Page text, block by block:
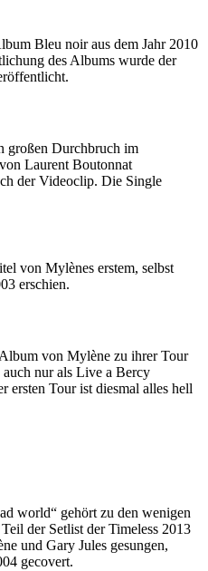
Bleu noir aus dem Jahr 2010
des Albums wurde der
großen Durchbruch im
Laurent Boutonnat
der Videoclip. Die Single
von Mylènes erstem, selbst
erschien.
von Mylène zu ihrer Tour
nur als Live a Bercy
ersten Tour ist diesmal alles hell
world“ gehört zu den wenigen
der Setlist der Timeless 2013
und Gary Jules gesungen,
gecovert.